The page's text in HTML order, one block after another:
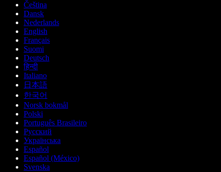
Čeština
Dansk
Nederlands
English
Français
Suomi
Deutsch
हिन्दी
Italiano
日本語
한국어
Norsk bokmål
Polski
Português Brasileiro
Русский
Українська
Español
Español (México)
Svenska